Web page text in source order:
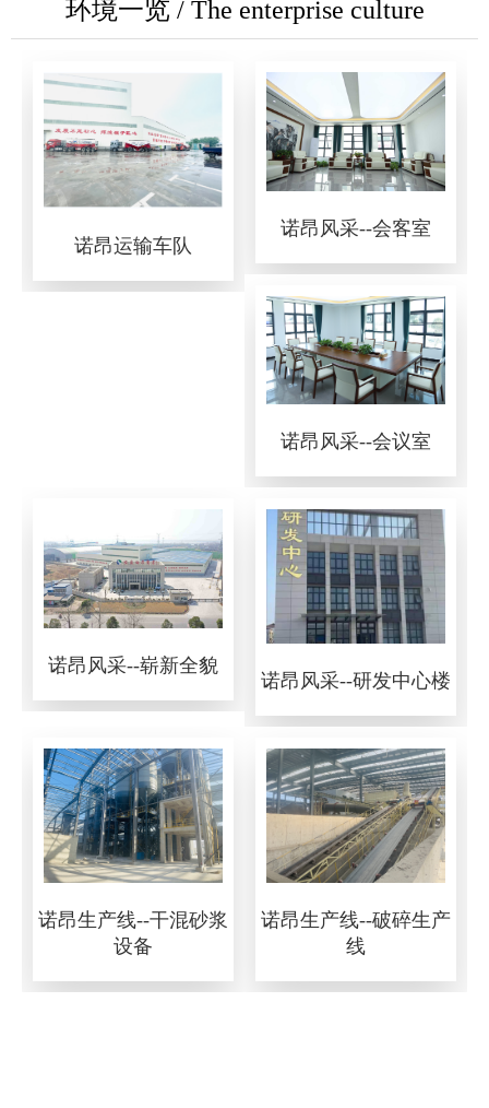
环境一览 / The enterprise culture
诺昂运输车队
诺昂风采--会客室
诺昂风采--会议室
诺昂风采--崭新全貌
诺昂风采--研发中心楼
诺昂生产线--干混砂浆
设备
诺昂生产线--破碎生产
线